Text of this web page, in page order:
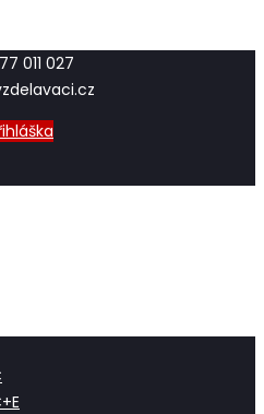
011 027